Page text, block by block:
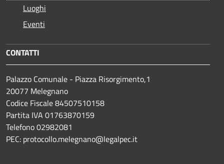
Luoghi
Eventi
CONTATTI
Palazzo Comunale - Piazza Risorgimento,1
20077 Melegnano
Codice Fiscale 84507510158
Partita IVA 01763870159
Telefono 02982081
PEC: protocollo.melegnano@legalpec.it